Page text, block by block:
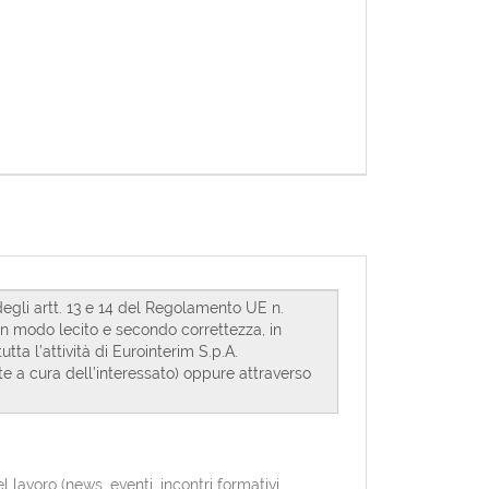
(news, eventi, incontri formativi,